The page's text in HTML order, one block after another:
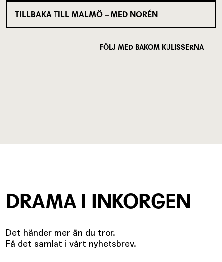
TILLBAKA TILL MALMÖ – MED NORÉN
FÖLJ MED BAKOM KULISSERNA
DRAMA I INKORGEN
Det händer mer än du tror.
Få det samlat i vårt nyhetsbrev.